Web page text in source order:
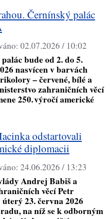
Černínský palác
02.07.2026 / 10:02
bude od 2. do 5.
nasvícen v barvách
– červené, bílé a
zahraničních věcí
250. výročí americké
odstartovali
diplomacii
24.06.2026 / 13:23
Andrej Babiš a
věcí Petr
23. června 2026
na níž se k odborným